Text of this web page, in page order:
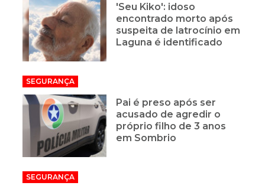
'Seu Kiko': idoso
encontrado morto após
suspeita de latrocínio em
Laguna é identificado
SEGURANÇA
Pai é preso após ser
acusado de agredir o
próprio filho de 3 anos
em Sombrio
SEGURANÇA